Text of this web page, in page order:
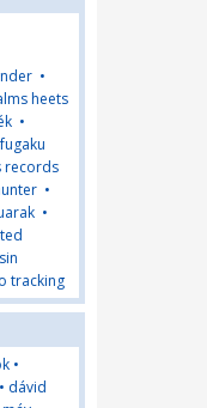
•
heets
•
fugaku
records
•
•
tracking
•
• dávid